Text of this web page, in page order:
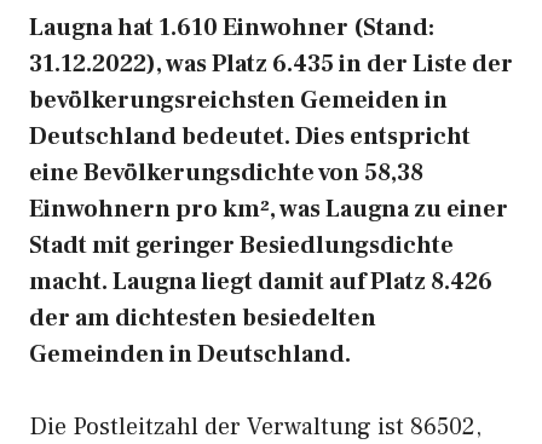
Laugna hat 1.610 Einwohner (Stand:
31.12.2022), was Platz 6.435 in der Liste der
bevölkerungsreichsten Gemeiden in
Deutschland bedeutet. Dies entspricht
eine Bevölkerungsdichte von 58,38
Einwohnern pro km², was Laugna zu einer
Stadt mit geringer Besiedlungsdichte
macht. Laugna liegt damit auf Platz 8.426
der am dichtesten besiedelten
Gemeinden in Deutschland.
Die Postleitzahl der Verwaltung ist 86502,